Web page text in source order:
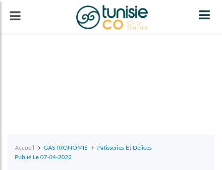
Accueil GASTRONOMIE
Patisseries Et Délices
Publié Le 07-04-2022